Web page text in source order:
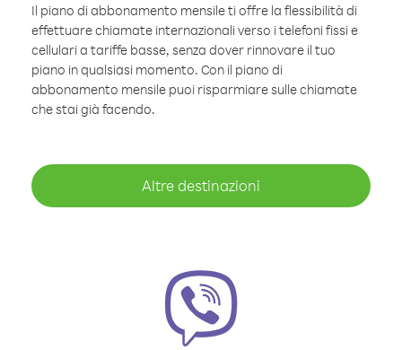
Il piano di abbonamento mensile ti offre la flessibilità di
effettuare chiamate internazionali verso i telefoni fissi e
cellulari a tariffe basse, senza dover rinnovare il tuo
piano in qualsiasi momento. Con il piano di
abbonamento mensile puoi risparmiare sulle chiamate
che stai già facendo.
Altre destinazioni